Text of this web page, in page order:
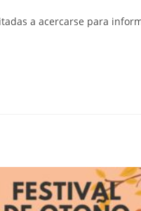
a acercarse para